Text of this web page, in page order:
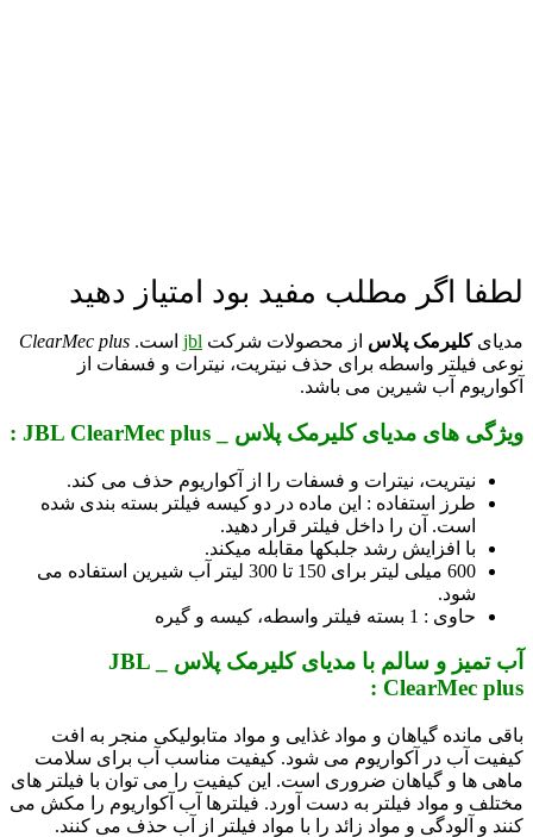
لطفا اگر مطلب مفید بود امتیاز دهید
مدیای کلیرمک پلاس از محصولات شرکت jbl است. ClearMec plus
نوعی فیلتر واسطه برای حذف نیتریت، نیترات و فسفات از
آکواریوم آب شیرین می باشد.
ویژگی های مدیای کلیرمک پلاس _ JBL ClearMec plus :
نیتریت، نیترات و فسفات را از آکواریوم حذف می کند.
طرز استفاده : این ماده در دو کیسه فیلتر بسته بندی شده
است. آن را داخل فیلتر قرار دهید.
با افزایش رشد جلبک­ها مقابله می­کند.
600 میلی لیتر برای 150 تا 300 لیتر آب شیرین استفاده می
شود.
حاوی : 1 بسته فیلتر واسطه، کیسه و گیره
آب تمیز و سالم با مدیای کلیرمک پلاس _ JBL
ClearMec plus :
باقی مانده گیاهان و مواد غذایی و مواد متابولیکی منجر به افت
کیفیت آب در آکواریوم می شود. کیفیت مناسب آب برای سلامت
ماهی ها و گیاهان ضروری است. این کیفیت را می توان با فیلتر های
مختلف و مواد فیلتر به دست آورد. فیلترها آب آکواریوم را مکش می
کنند و آلودگی و مواد زائد را با مواد فیلتر از آب حذف می کنند.